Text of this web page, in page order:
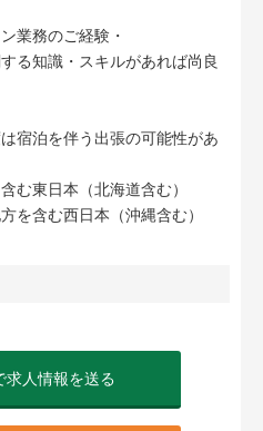
業務のご経験・
る知識・スキルがあれば尚良
宿泊を伴う出張の可能性があ
む東日本（北海道含む）
を含む西日本（沖縄含む）
求人情報を送る